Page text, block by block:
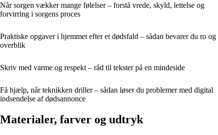
Når sorgen vækker mange følelser – forstå vrede, skyld, lettelse og
forvirring i sorgens proces
Praktiske opgaver i hjemmet efter et dødsfald – sådan bevarer du ro og
overblik
Skriv med varme og respekt – råd til tekster på en mindeside
Få hjælp, når teknikken driller – sådan løser du problemer med digital
indsendelse af dødsannonce
Materialer, farver og udtryk